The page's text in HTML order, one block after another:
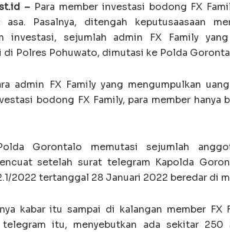
–Para member investasi bodong FX
asa. Pasalnya, ditengah keputusaasaan
investasi, sejumlah admin FX Family
di Polres Pohuwato, dimutasi ke Polda
admin FX Family yang mengumpulkan
bodong FX Family, para member hanya
Gorontalo memutasi sejumlah
setelah surat telegram Kapolda
2022 tertanggal 28 Januari 2022 beredar di
kabar itu sampai di kalangan member FX
telegram itu, menyebutkan ada sekitar 250